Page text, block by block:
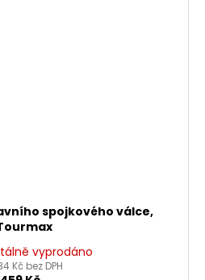
spojkového válce,
vyprodáno
Kč bez DPH